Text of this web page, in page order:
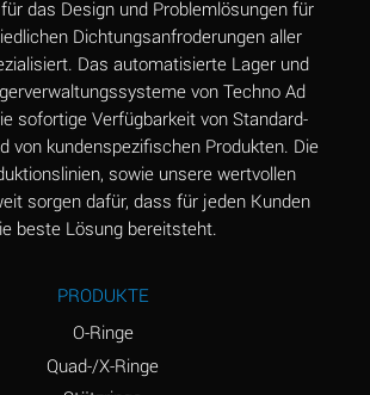
Phosphate
A
Sulfate
A
Anhydrous
Gas (cold)
A
Carbonate
das Design und Problemlösungen für
Dichtungsanfroderungen aller
Das automatisierte Lager und
von Techno Ad
sofortige Verfügbarkeit von Standard-
von kundenspezifischen Produkten. Die
sowie unsere wertvollen
sorgen dafür, dass für jeden Kunden
beste Lösung bereitsteht.
PRODUKTE
O-Ringe
Quad-/X-Ringe